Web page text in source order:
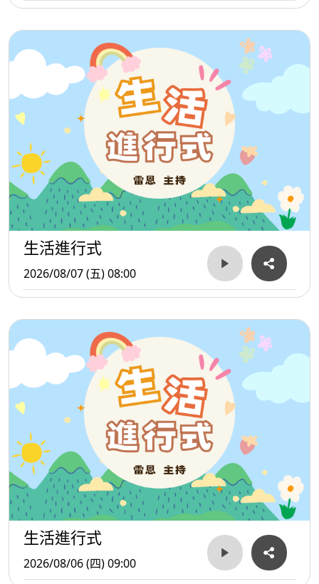
而言，成為具吸引力的新選擇。
除了薪資條件，「福利戰」也成為企業搶才關鍵。包括
雲雀國際提供結婚與育兒津貼、完整幹部訓練及國內外旅遊
補助；全家便利商店設有企業大學、托嬰中心與職涯輪調機
制；寒舍餐旅則祭出住宿與餐飲優惠、免費一泊二食體驗，
以及跨部門跨館轉調機會。阿爾法餐飲更主打擴店、升遷、
高額季獎金與親子友善制度，希望吸引有企圖心的職場新血
加入。
生活進行式
2026/08/07 (五) 08:00
生活進行式
2026/08/06 (四) 09:00